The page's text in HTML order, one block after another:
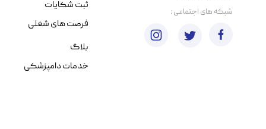
ثبت شکایات
فرصت های شغلی
​شبکه های اجتماعی :
بلاگ
خدمات دامپزشکی